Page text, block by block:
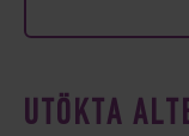
UTÖKTA